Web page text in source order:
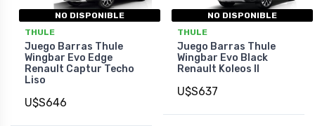
NO DISPONIBLE
THULE
Juego Barras Thule
Wingbar Evo Edge
Renault Captur Techo
Liso
U$S646
NO DISPONIBLE
THULE
Juego Barras Thule
Wingbar Evo Black
Renault Koleos II
U$S637